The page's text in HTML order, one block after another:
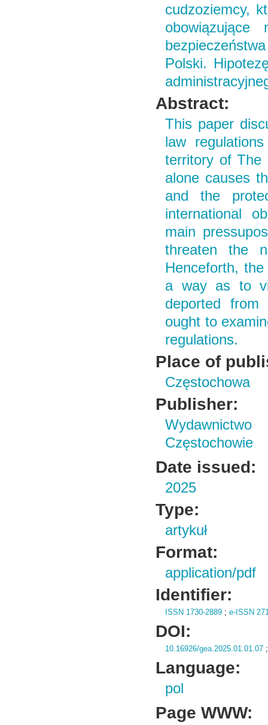
cudzoziemcy,
Polski.
Abstract:
This paper
law
territory of The
alone causes
and the
international
main
threaten the
Henceforth,
a way as to
deported from
ought to
regulations.
Place of
Częstochowa
Publisher:
Częstochowie
Date issued:
2025
Type:
artykuł
Format:
application/pdf
Identifier:
ISSN 1730-2889 ;e-ISSN
DOI:
10.16926/gea.2025.01.01.07
Language:
pol
Page WWW: